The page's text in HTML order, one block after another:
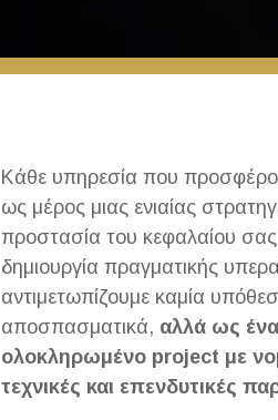
Κάθε υπηρεσία που
ως μέρος μιας ενιαίας
προστασία του κεφαλαίου σας
δημιουργία πραγματικής
αντιμετωπίζουμε καμία
αποσπασματικά, αλλά ως ένα
ολοκληρωμένο project με
τεχνικές και επενδυτικές